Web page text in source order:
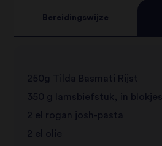
review
Bereidingswijze
250g Tilda Basmati Rijst
350 g lamsbiefstuk, in blokjes
2 el rogan josh-pasta
2 el olie